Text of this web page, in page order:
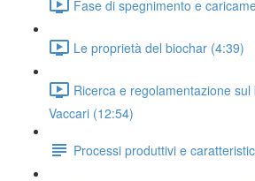
Fase di spegnimento e
Le proprietà del biochar (4:39)
Ricerca e regolamentazione
Vaccari (12:54)
Processi produttivi e